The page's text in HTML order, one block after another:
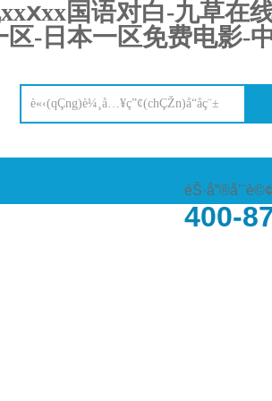
国语对白-九草在
-日本一区免费电影-
400-